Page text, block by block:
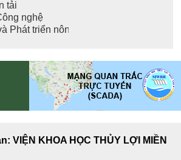
VIỆN KHOA HỌC THỦY LỢI MIỀN